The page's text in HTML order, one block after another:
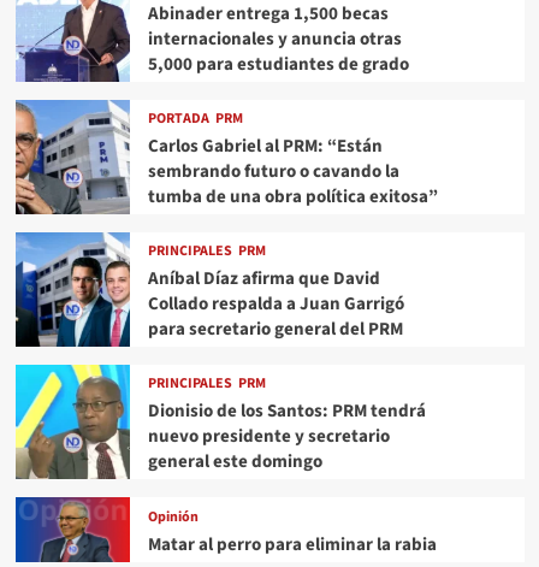
Abinader entrega 1,500 becas
internacionales y anuncia otras
5,000 para estudiantes de grado
PORTADA PRM
Carlos Gabriel al PRM: “Están
sembrando futuro o cavando la
tumba de una obra política exitosa”
PRINCIPALES PRM
Aníbal Díaz afirma que David
Collado respalda a Juan Garrigó
para secretario general del PRM
PRINCIPALES PRM
Dionisio de los Santos: PRM tendrá
nuevo presidente y secretario
general este domingo
Opinión
Matar al perro para eliminar la rabia